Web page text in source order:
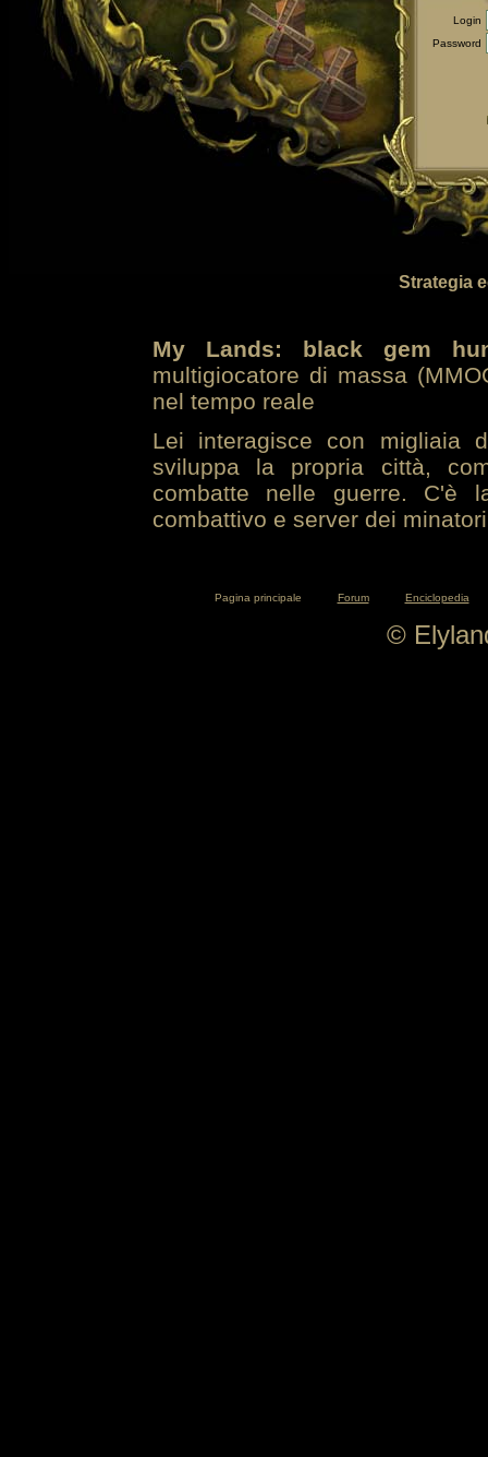
Login
Password
Strategia
My Lands: black gem
multigiocatore di massa
nel tempo reale
Lei interagisce con migliaia
sviluppa la propria città,
combatte nelle guerre. C'è
combattivo e server dei
Pagina principale Forum Enciclopedia
©